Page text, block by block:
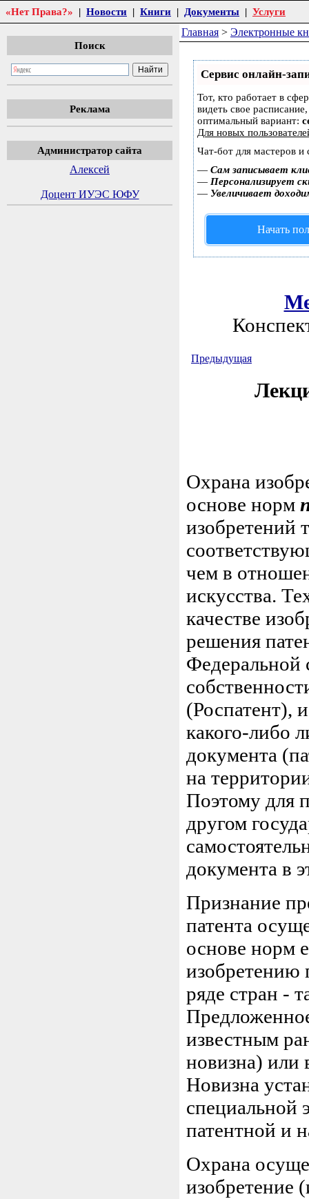
«Нет Права?» | Новости | Книги | Документы | Услуги
Поиск
Реклама
Администратор сайта
Алексей
Доцент ИУЭС ЮФУ
Главная > Электронные
Сервис онлайн-
Тот, кто работает в
видеть свое
оптимальный вариант:
Для новых
Чат-бот для мастеров и
— Сам записывает
— Персонализирует
— Увеличивает
Начать
Предыдущая
Охрана
основе норм
изобретений
чем в
искусства.
качестве
решения
Федеральной
(Роспатент),
какого-либо
документа
на
Поэтому для
другом
документа в
Признание
патента
основе норм
изобретению
ряде стран -
известным
новизна) или
Новизна
специальной
патентной и
Охрана
изобретение